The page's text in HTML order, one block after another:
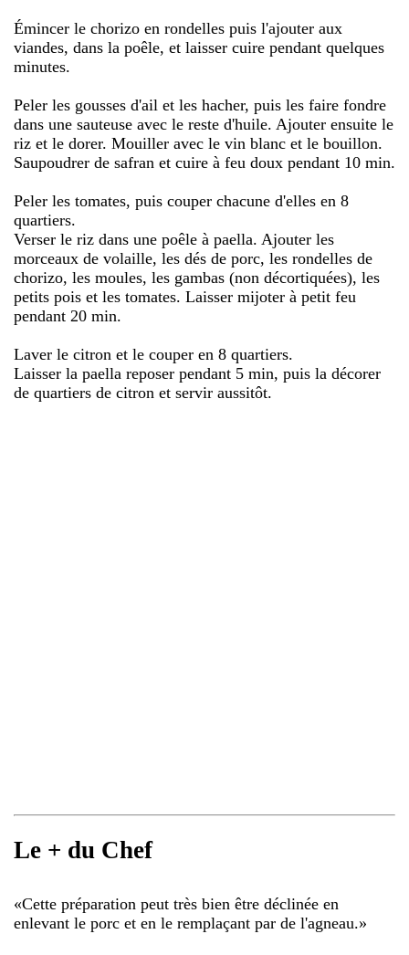
Émincer le chorizo en rondelles puis l'ajouter aux
viandes, dans la poêle, et laisser cuire pendant quelques
minutes.
Peler les gousses d'ail et les hacher, puis les faire fondre
dans une sauteuse avec le reste d'huile. Ajouter ensuite le
riz et le dorer. Mouiller avec le vin blanc et le bouillon.
Saupoudrer de safran et cuire à feu doux pendant 10 min.
Peler les tomates, puis couper chacune d'elles en 8
quartiers.
Verser le riz dans une poêle à paella. Ajouter les
morceaux de volaille, les dés de porc, les rondelles de
chorizo, les moules, les gambas (non décortiquées), les
petits pois et les tomates. Laisser mijoter à petit feu
pendant 20 min.
Laver le citron et le couper en 8 quartiers.
Laisser la paella reposer pendant 5 min, puis la décorer
de quartiers de citron et servir aussitôt.
Le + du Chef
«Cette préparation peut très bien être déclinée en
enlevant le porc et en le remplaçant par de l'agneau.»